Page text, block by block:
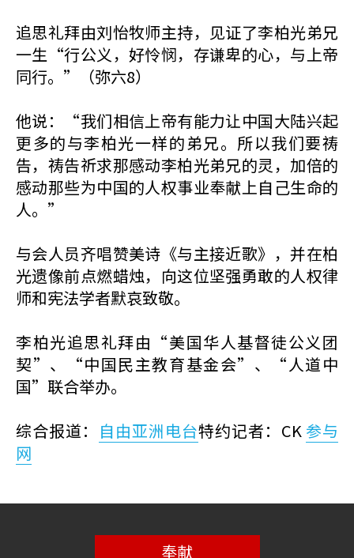
追思礼拜由刘怡牧师主持，见证了李柏光弟兄
一生“行公义，好怜悯，存谦卑的心，与上帝
同行。”（弥六8）
他说：“我们相信上帝有能力让中国大陆兴起
更多的与李柏光一样的弟兄。所以我们要祷
告，祷告祈求那感动李柏光弟兄的灵，加倍的
感动那些为中国的人权事业奉献上自己生命的
人。”
与会人员齐唱赞美诗《与主接近歌》，并在柏
光遗像前点燃蜡烛，向这位坚强勇敢的人权律
师和宪法学者默哀致敬。
李柏光追思礼拜由“美国华人基督徒公义团
契”、“中国民主教育基金会”、“人道中
国”联合举办。
综合报道：
自由亚洲电台特约记者：CK 参与
网
奉献